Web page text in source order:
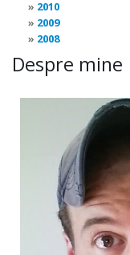
2010
2009
2008
Despre mine